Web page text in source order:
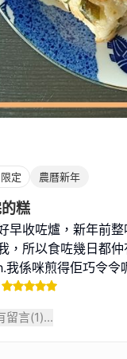
定 農曆新年
糕
早收咗爐，新年前
，所以食咗幾日都
我係咪煎得佢巧令令
留言(1)...